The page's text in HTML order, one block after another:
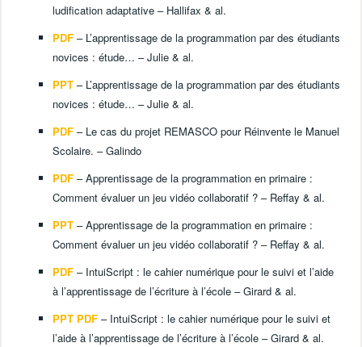
ludification adaptative – Hallifax & al.
PDF – L’apprentissage de la programmation par des étudiants
novices : étude… – Julie & al.
PPT – L’apprentissage de la programmation par des étudiants
novices : étude… – Julie & al.
PDF – Le cas du projet REMASCO pour Réinvente le Manuel
Scolaire. – Galindo
PDF – Apprentissage de la programmation en primaire :
Comment évaluer un jeu vidéo collaboratif ? – Reffay & al.
PPT – Apprentissage de la programmation en primaire :
Comment évaluer un jeu vidéo collaboratif ? – Reffay & al.
PDF – IntuiScript : le cahier numérique pour le suivi et l’aide
à l’apprentissage de l’écriture à l’école – Girard & al.
PPT PDF – IntuiScript : le cahier numérique pour le suivi et
l’aide à l’apprentissage de l’écriture à l’école – Girard & al.